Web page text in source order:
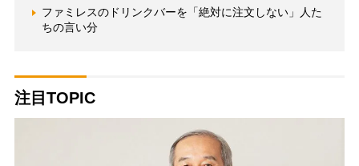
ファミレスのドリンクバーを「絶対に注文しない」人た
ちの言い分
注目TOPIC